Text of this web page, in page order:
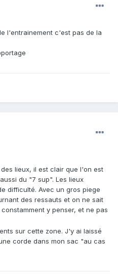
l'entrainement c'est pas de la
lieux, il est clair que l'on est
du "7 sup". Les lieux
difficulté. Avec un gros piege
des ressauts et on ne sait
y penser, et ne pas
sur cette zone. J'y ai laissé
corde dans mon sac "au cas